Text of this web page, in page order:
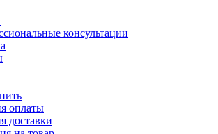
консультации
оплаты
доставки